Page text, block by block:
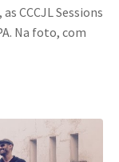
CCCJL Sessions
Na foto, com